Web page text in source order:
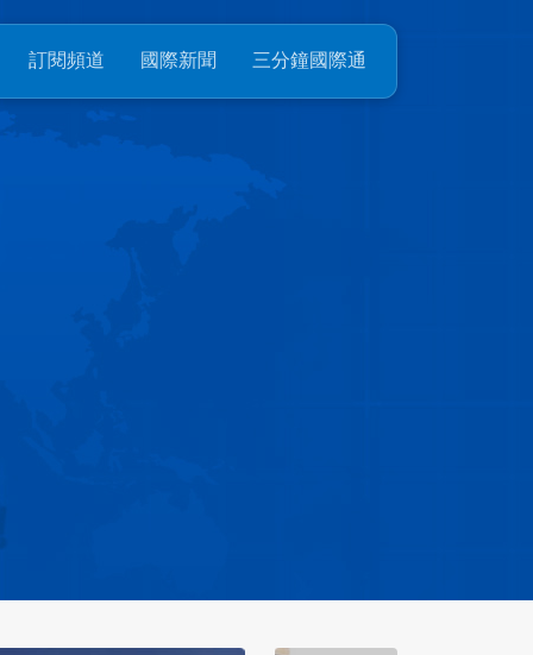
訂閱頻道 國際新聞 三分鐘國際通